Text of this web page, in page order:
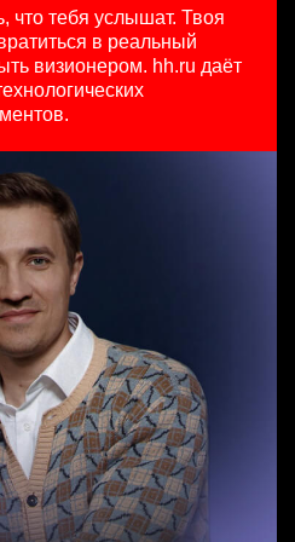
департамент
клиентов (B2B)
что тебя услышат. Твоя
в реальный
визионером. hh.ru даёт